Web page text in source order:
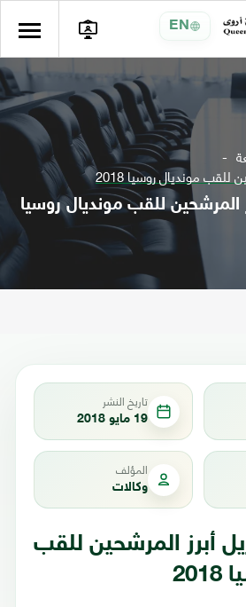
EN
للقب مونديال روسيا 2018
المرشحين للقب مونديال روسيا
تاريخ النشر
19 مايو 2018
المؤلف
وكالات
أبرز المرشحين للقب